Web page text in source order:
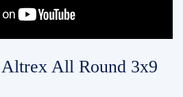
Altrex All Round 3x9